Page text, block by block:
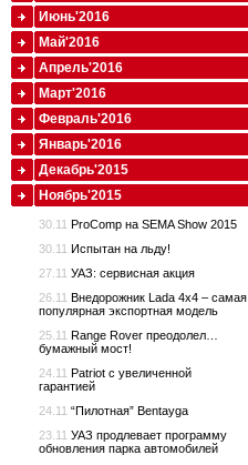
Июнь'2016
Май'2016
Апрель'2016
Март'2016
Февраль'2016
Январь'2016
Декабрь'2015
Ноябрь'2015
30.11 ProComp на SEMA Show 2015
30.11 Испытан на льду!
27.11 УАЗ: сервисная акция
26.11 Внедорожник Lada 4x4 – самая
популярная экспортная модель
25.11 Range Rover преодолел…
бумажный мост!
24.11 Patriot с увеличенной
гарантией
24.11 “Пилотная” Bentayga
23.11 УАЗ продлевает программу
обновления парка автомобилей